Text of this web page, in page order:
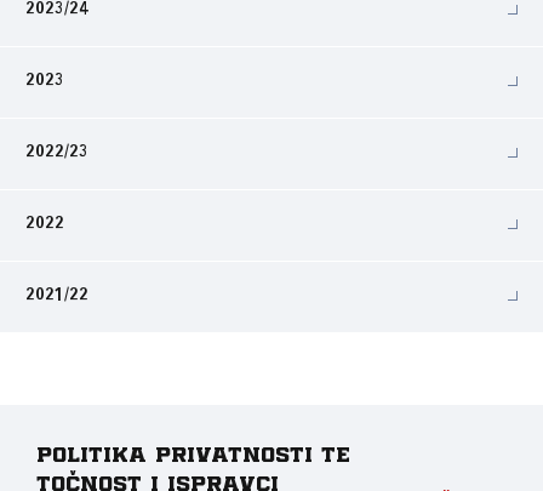
2023/24
2023
2022/23
2022
2021/22
Politika privatnosti te
točnost i ispravci